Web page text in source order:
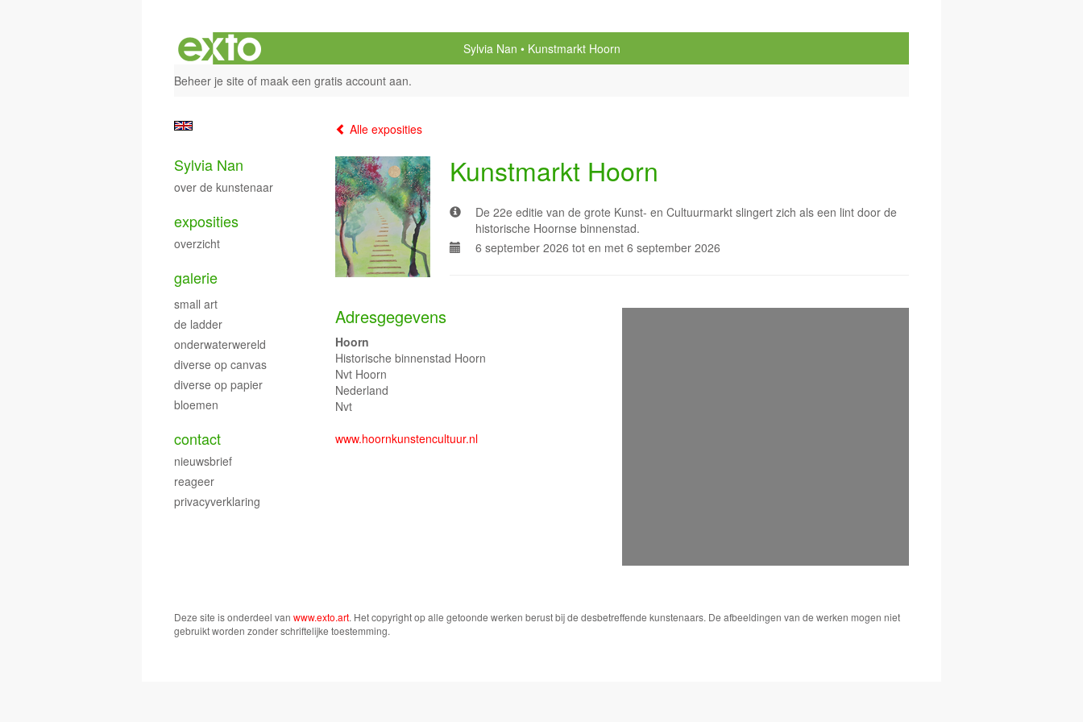
Sylvia Nan
Kunstmarkt Hoorn
Beheer je site of maak een gratis account aan.
Alle exposities
Kunstmarkt Hoorn
De 22e editie van de grote Kunst- en Cultuurmarkt slingert zich als een lint door de
historische Hoornse binnenstad.
6 september 2026 tot en met 6 september 2026
Adresgegevens
Hoorn
Historische binnenstad Hoorn
Nvt Hoorn
Nederland
Nvt
www.hoornkunstencultuur.nl
Sylvia Nan
over de kunstenaar
exposities
overzicht
galerie
small art
de ladder
onderwaterwereld
diverse op canvas
diverse op papier
bloemen
contact
nieuwsbrief
reageer
privacyverklaring
Deze site is onderdeel van www.exto.art. Het copyright op alle getoonde werken berust bij de desbetreffende kunstenaars. De afbeeldingen van de werken mogen niet
gebruikt worden zonder schriftelijke toestemming.